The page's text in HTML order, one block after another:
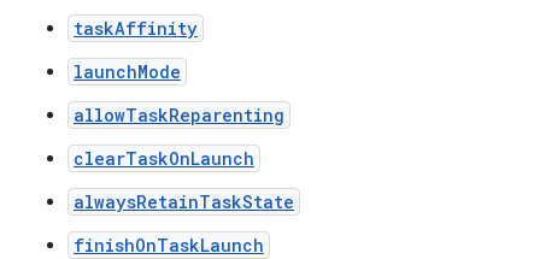
taskAffinity
launchMode
allowTaskReparenting
clearTaskOnLaunch
alwaysRetainTaskState
finishOnTaskLaunch